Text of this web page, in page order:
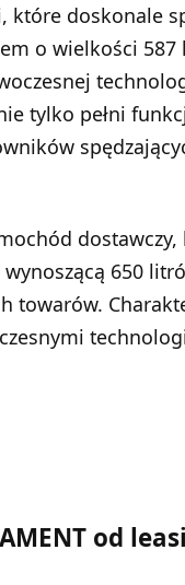
które doskonale
o wielkości 587
tylko pełni
dostawczy,
650
towarów.
od